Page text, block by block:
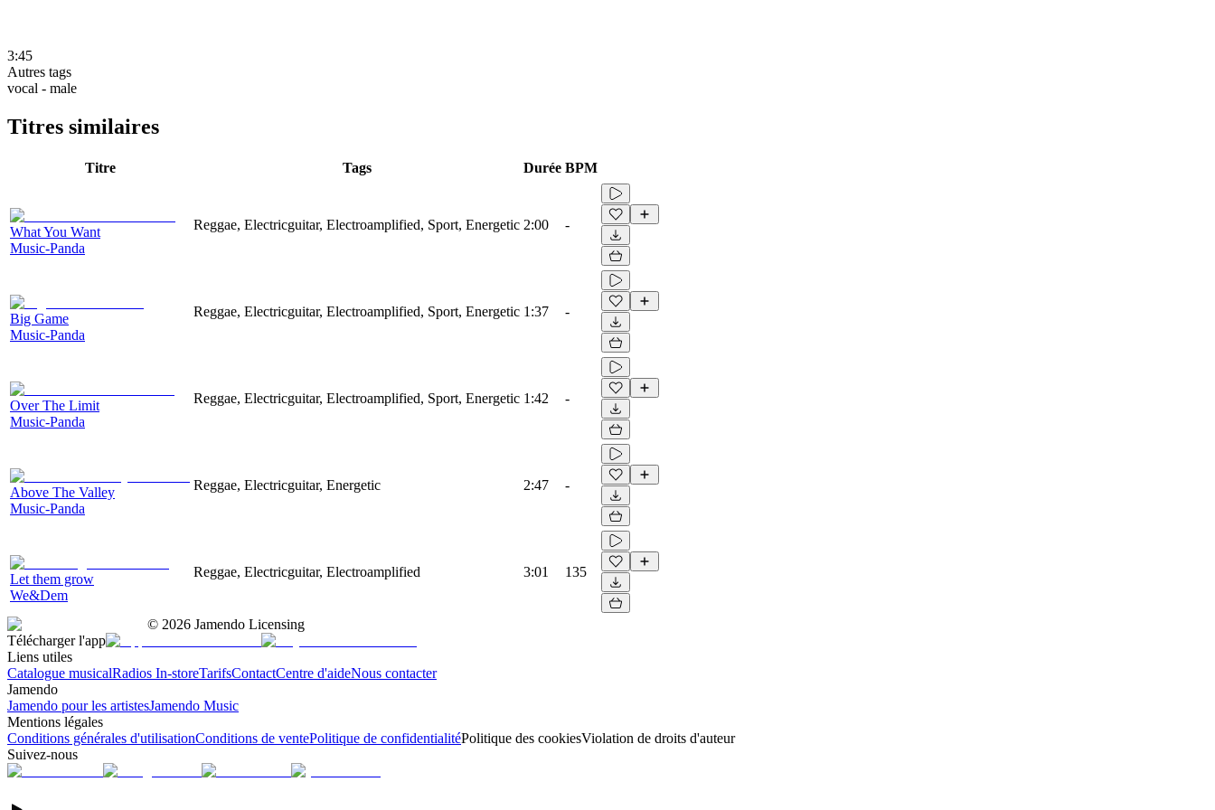
3:45
Autres tags
vocal - male
Titres similaires
Titre Tags Durée BPM
What You Want
Music-Panda
Reggae, Electricguitar, Electroamplified, Sport, Energetic 2:00 -
Big Game
Music-Panda
Reggae, Electricguitar, Electroamplified, Sport, Energetic 1:37 -
Over The Limit
Music-Panda
Reggae, Electricguitar, Electroamplified, Sport, Energetic 1:42 -
Above The Valley
Music-Panda
Reggae, Electricguitar, Energetic 2:47 -
Let them grow
We&Dem
Reggae, Electricguitar, Electroamplified 3:01 135
© 2026 Jamendo Licensing
Télécharger l'app
Liens utiles
Catalogue musicalRadios In-storeTarifsContactCentre d'aideNous contacter
Jamendo
Jamendo pour les artistesJamendo Music
Mentions légales
Conditions générales d'utilisationConditions de ventePolitique de confidentialitéPolitique des cookiesViolation de droits d'auteur
Suivez-nous